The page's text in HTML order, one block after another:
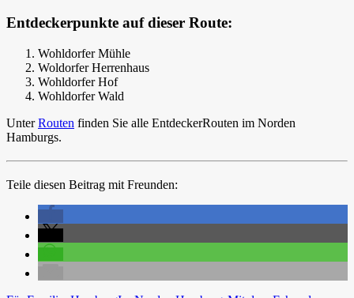
Entdeckerpunkte auf dieser Route:
Wohldorfer Mühle
Woldorfer Herrenhaus
Wohldorfer Hof
Wohldorfer Wald
UnterRouten finden Sie alle EntdeckerRouten im Norden
Hamburgs.
Teile diesen Beitrag mit Freunden: